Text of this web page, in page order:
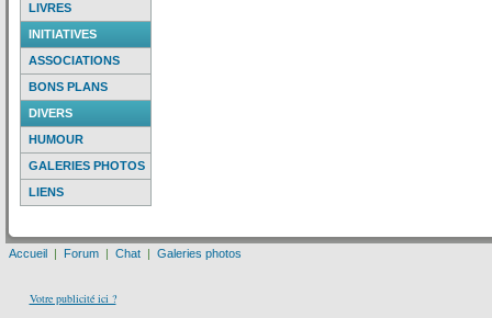
LIVRES
INITIATIVES
ASSOCIATIONS
BONS PLANS
DIVERS
HUMOUR
GALERIES PHOTOS
LIENS
Accueil | Forum | Chat | Galeries photos
Votre publicité ici ?